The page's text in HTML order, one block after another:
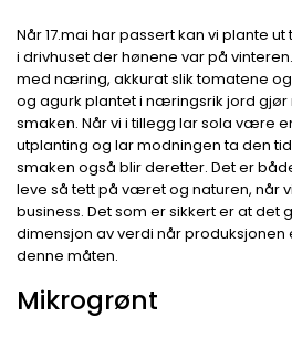
Når 17.mai har passert kan vi plante
i drivhuset der hønene var på
med næring, akkurat slik tomatene
og agurk plantet i næringsrik jord gjør
smaken. Når vi i tillegg lar sola være
utplanting og lar modningen ta den
smaken også blir deretter. Det er
leve så tett på været og naturen, når
business. Det som er sikkert er at det
dimensjon av verdi når
denne måten.
Mikrogrønt